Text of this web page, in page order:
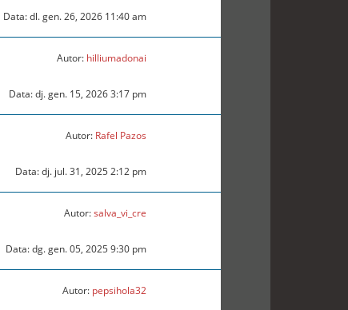
Data: dl. gen. 26, 2026 11:40 am
Autor: hilliumadonai
Data: dj. gen. 15, 2026 3:17 pm
Autor: Rafel Pazos
Data: dj. jul. 31, 2025 2:12 pm
Autor:salva_vi_cre
Data: dg. gen. 05, 2025 9:30 pm
Autor: pepsihola32